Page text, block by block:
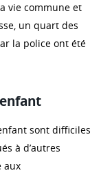
vie commune et
un quart des
la police ont été
sont difficiles
à d’autres
aux